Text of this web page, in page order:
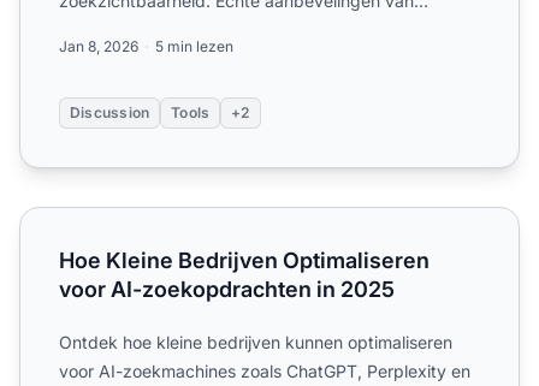
Jan 8, 2026 5 min lezen
Discussion Tools +2
Hoe Kleine Bedrijven Optimaliseren voor AI-
Hoe Kleine Bedrijven Optimaliseren
voor AI-zoekopdrachten in 2025
Ontdek hoe kleine bedrijven kunnen optimaliseren
voor AI-zoekmachines zoals ChatGPT, Perplexity en